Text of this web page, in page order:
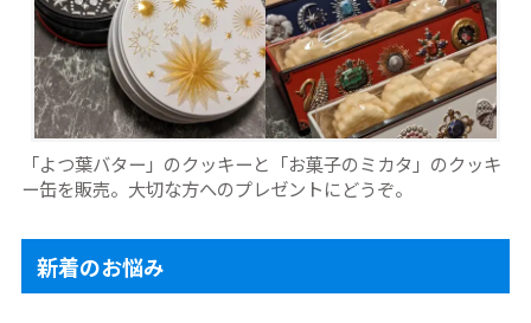
「よつ葉バター」のクッキーと「お菓子のミカタ」のクッキ
ー缶を販売。大切な方へのプレゼントにどうぞ。
新着のお悩み